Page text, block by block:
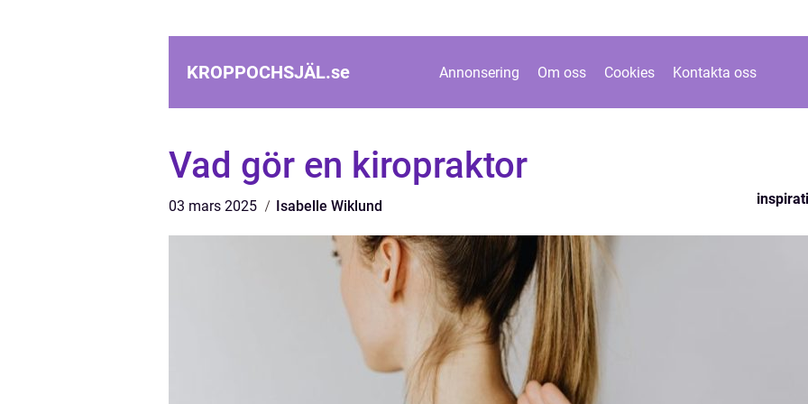
KROPPOCHSJÄL.se Annonsering Om oss Cookies Kontakta oss
Vad gör en kiropraktor
03 mars 2025 Isabelle Wiklund